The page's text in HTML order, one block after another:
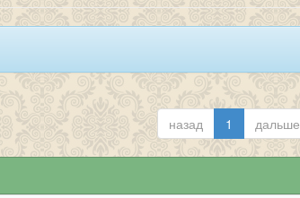
назад 1 дальше